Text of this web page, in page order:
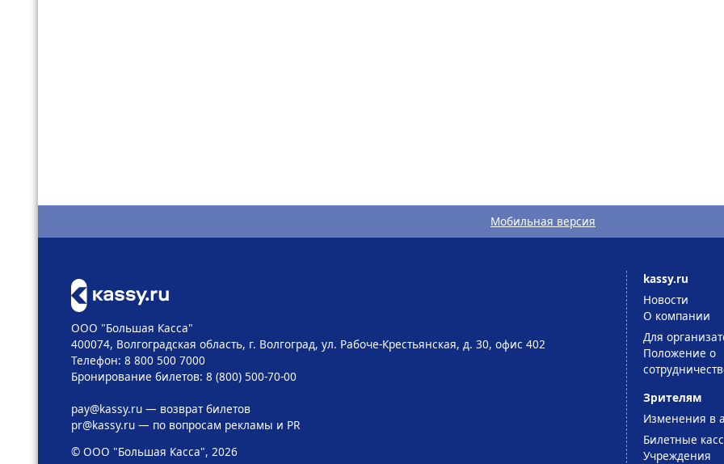
Мобильная версия
ООО "Большая Касса"
400074, Волгоградская область, г. Волгоград, ул. Рабоче-Крестьянская, д. 30, офис 402
Телефон: 8 800 500 7000
Бронирование билетов: 8 (800) 500-70-00
pay@kassy.ru— возврат билетов
pr@kassy.ru— по вопросам рекламы и PR
© ООО "Большая Касса", 2026
kassy.ru
Новости
О компании
Для
Положение о
Зрителям
Изменения в
Билетные
Учреждения